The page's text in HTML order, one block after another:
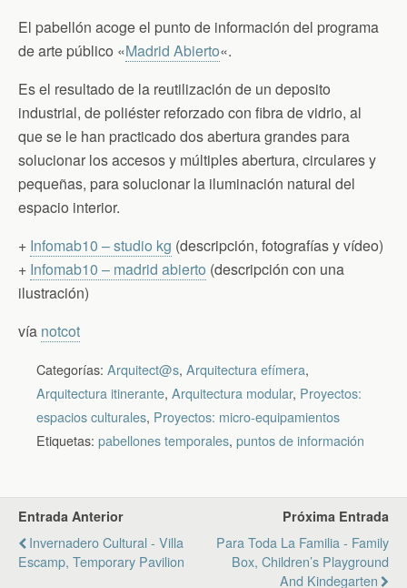
El pabellón acoge el punto de información del programa
de arte público «Madrid Abierto«.
Es el resultado de la reutilización de un deposito
industrial, de poliéster reforzado con fibra de vidrio, al
que se le han practicado dos abertura grandes para
solucionar los accesos y múltiples abertura, circulares y
pequeñas, para solucionar la iluminación natural del
espacio interior.
+ Infomab10 – studio kg (descripción, fotografías y vídeo)
+ Infomab10 – madrid abierto (descripción con una
ilustración)
vía notcot
Categorías: Arquitect@s, Arquitectura efímera,
Arquitectura itinerante, Arquitectura modular, Proyectos:
espacios culturales, Proyectos: micro-equipamientos
Etiquetas: pabellones temporales, puntos de información
Entrada Anterior
Invernadero Cultural - Villa
Escamp, Temporary Pavilion
Próxima Entrada
Para Toda La Familia - Family
Box, Children’s Playground
And Kindegarten